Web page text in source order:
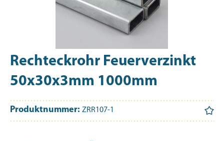
Rechteckrohr Feuerverzinkt
50x30x3mm 1000mm
Produktnummer: ZRR107-1